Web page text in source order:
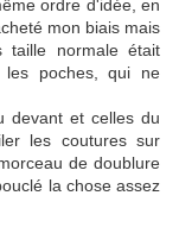
ordre d'idée, en
mon biais mais
taille normale était
les poches, qui ne
devant et celles du
les coutures sur
de doublure
la chose assez